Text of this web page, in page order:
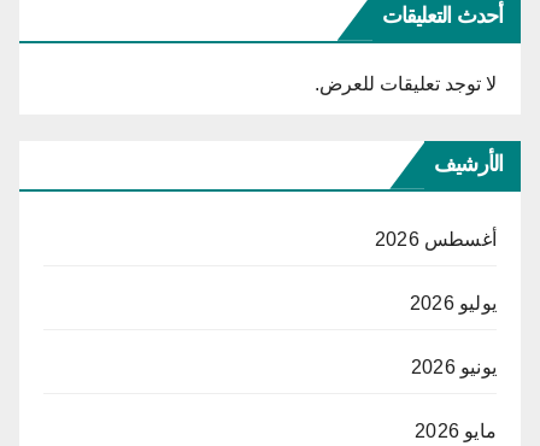
أحدث التعليقات
لا توجد تعليقات للعرض.
الأرشيف
أغسطس 2026
يوليو 2026
يونيو 2026
مايو 2026